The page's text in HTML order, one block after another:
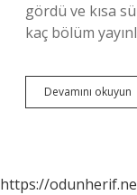
gördü ve kısa
kaç bölüm
Devamını okuyun
https://